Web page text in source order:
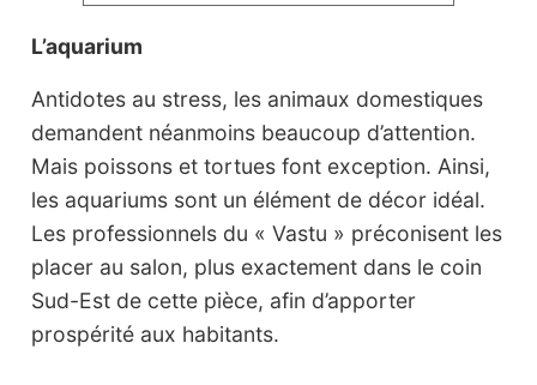
L’aquarium
Antidotes au stress, les animaux domestiques
demandent néanmoins beaucoup d’attention.
Mais poissons et tortues font exception. Ainsi,
les aquariums sont un élément de décor idéal.
Les professionnels du « Vastu » préconisent les
placer au salon, plus exactement dans le coin
Sud-Est de cette pièce, afin d’apporter
prospérité aux habitants.